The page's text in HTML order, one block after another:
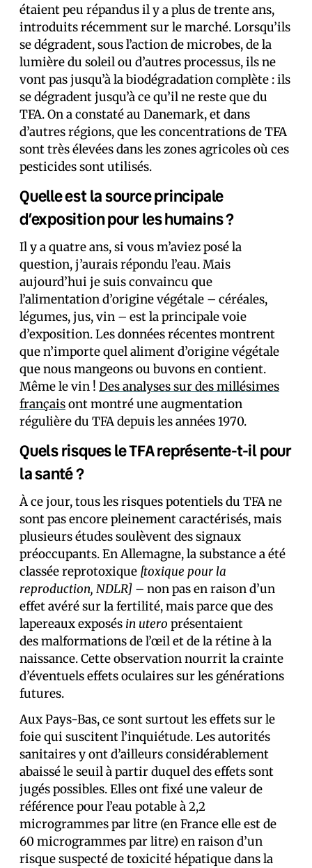
étaient peu répandus il y a plus de trente ans,
introduits récemment sur le marché. Lorsqu’ils
se dégradent, sous l’action de microbes, de la
lumière du soleil ou d’autres processus, ils ne
vont pas jusqu’à la biodégradation complète : ils
se dégradent jusqu’à ce qu’il ne reste que du
TFA. On a constaté au Danemark, et dans
d’autres régions, que les concentrations de TFA
sont très élevées dans les zones agricoles où ces
pesticides sont utilisés.
Quelle est la source principale
d’exposition pour les humains ?
Il y a quatre ans, si vous m’aviez posé la
question, j’aurais répondu l’eau. Mais
aujourd’hui je suis convaincu que
l’alimentation d’origine végétale – céréales,
légumes, jus, vin – est la principale voie
d’exposition. Les données récentes montrent
que n’importe quel aliment d’origine végétale
que nous mangeons ou buvons en contient.
Même le vin ! Des analyses sur des millésimes
françaisont montré une augmentation
régulière du TFA depuis les années 1970.
Quels risques le TFA représente-t-il pour
la santé ?
À ce jour, tous les risques potentiels du TFA ne
sont pas encore pleinement caractérisés, mais
plusieurs études soulèvent des signaux
préoccupants. En Allemagne, la substance a été
classée reprotoxique [toxique pour la
reproduction, NDLR] – non pas en raison d’un
effet avéré sur la fertilité, mais parce que des
lapereaux exposés in utero présentaient
des malformations de l’œil et de la rétine à la
naissance. Cette observation nourrit la crainte
d’éventuels effets oculaires sur les générations
futures.
Aux Pays-Bas, ce sont surtout les effets sur le
foie qui suscitent l’inquiétude. Les autorités
sanitaires y ont d’ailleurs considérablement
abaissé le seuil à partir duquel des effets sont
jugés possibles. Elles ont fixé une valeur de
référence pour l’eau potable à 2,2
microgrammes par litre (en France elle est de
60 microgrammes par litre) en raison d’un
risque suspecté de toxicité hépatique dans la